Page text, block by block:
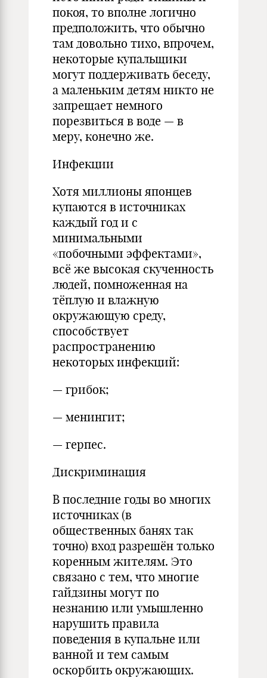
покоя, то вполне логично
предположить, что обычно
там довольно тихо, впрочем,
некоторые купальщики
могут поддерживать беседу,
а маленьким детям никто не
запрещает немного
порезвиться в воде — в
меру, конечно же.
Инфекции
Хотя миллионы японцев
купаются в источниках
каждый год и с
минимальными
«побочными эффектами»,
всё же высокая скученность
людей, помноженная на
тёплую и влажную
окружающую среду,
способствует
распространению
некоторых инфекций:
— грибок;
— менингит;
— герпес.
Дискриминация
В последние годы во многих
источниках (в
общественных банях так
точно) вход разрешён только
коренным жителям. Это
связано с тем, что многие
гайдзины могут по
незнанию или умышленно
нарушить правила
поведения в купальне или
ванной и тем самым
оскорбить окружающих.